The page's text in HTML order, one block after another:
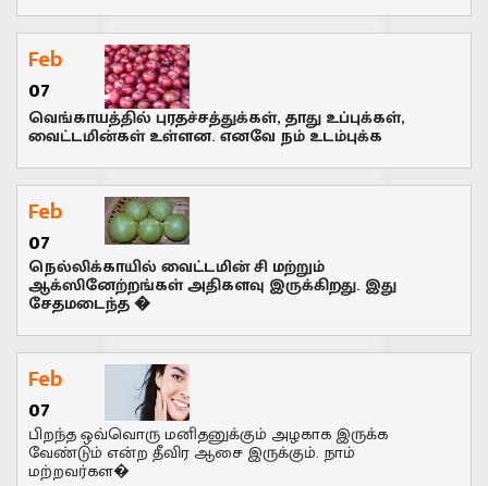
Feb
07
வெங்காயத்தில் புரதச்சத்துக்கள், தாது உப்புக்கள்,
வைட்டமின்கள் உள்ளன. எனவே நம் உடம்புக்க
Feb
07
நெல்லிக்காயில் வைட்டமின் சி மற்றும்
ஆக்ஸினேற்றங்கள் அதிகளவு இருக்கிறது. இது
சேதமடைந்த �
Feb
07
பிறந்த ஒவ்வொரு மனிதனுக்கும் அழகாக இருக்க
வேண்டும் என்ற தீவிர ஆசை இருக்கும். நாம்
மற்றவர்கள�